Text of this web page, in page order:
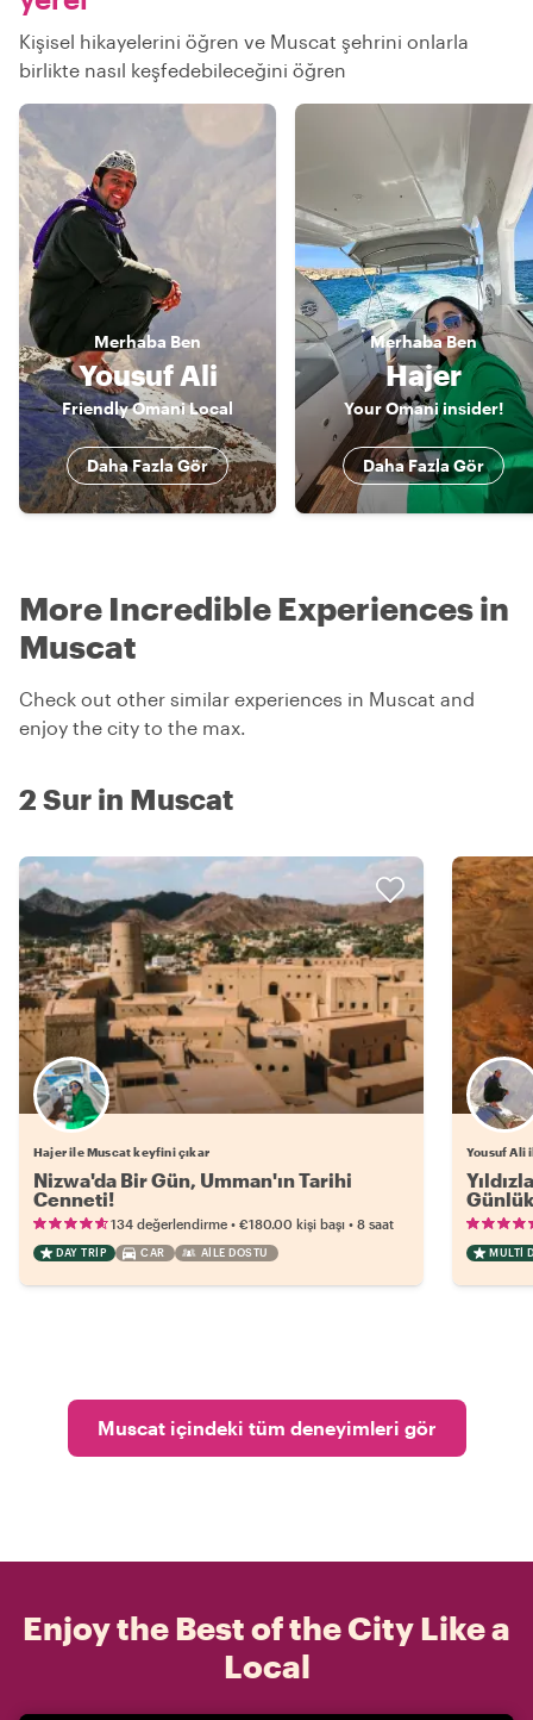
Kişisel hikayelerini öğren ve Muscat şehrini onlarla
birlikte nasıl keşfedebileceğini öğren
Merhaba Ben
Yousuf Ali
Friendly Omani Local
Daha Fazla Gör
MerhabaBen
Hajer
Your Omani insider!
Daha Fazla Gör
More Incredible Experiences in
Muscat
Check out other similar experiences in Muscat and
enjoy the city to the max.
2 Sur in Muscat
Hajer ile Muscat keyfini çıkar
Nizwa'da Bir Gün, Umman'ın Tarihi
Cenneti!
134 değerlendirme • €180.00 kişi başı • 8 saat
DAY TRIP CAR AILE DOSTU
Yousuf Ali
MULTI
Muscat içindeki tüm deneyimleri gör
Enjoy the Best of the City Like a
Local